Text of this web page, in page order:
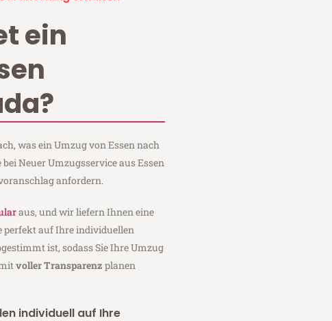
ein
was ein Umzug von Essen nach
Neuer Umzugsservice aus Essen
anfordern.
aus, und wir liefern Ihnen eine
perfekt auf Ihre individuellen
ist, sodass Sie Ihre Umzug
mitvoller Transparenz planen
individuell auf Ihre